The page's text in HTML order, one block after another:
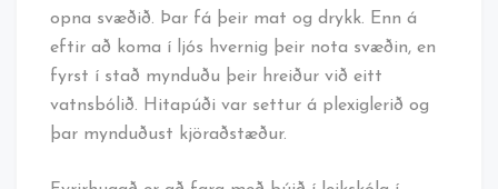
opna svæðið. Þar fá þeir mat og drykk. Enn á
eftir að koma í ljós hvernig þeir nota svæðin, en
fyrst í stað mynduðu þeir hreiður við eitt
vatnsbólið. Hitapúði var settur á plexiglerið og
þar mynduðust kjöraðstæður.